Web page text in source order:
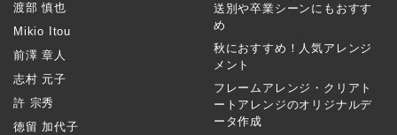
渡部 慎也
Mikio Itou
前澤 章人
志村 元子
許 宗秀
徳留 加代子
送別や卒業シーンにもおすす
め
秋におすすめ！人気アレンジ
メント
フレームアレンジ・クリアト
ートアレンジのオリジナルデ
ータ作成